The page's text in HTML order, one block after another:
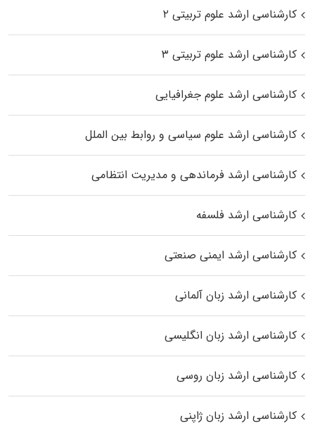
کارشناسی ارشد علوم تربیتی ۲
کارشناسی ارشد علوم تربیتی ۳
کارشناسی ارشد علوم جغرافیایی
کارشناسی ارشد علوم سیاسی و روابط بین الملل
کارشناسی ارشد فرماندهی و مدیریت انتظامی
کارشناسی ارشد فلسفه
کارشناسی ارشد ایمنی صنعتی
کارشناسی ارشد زبان آلمانی
کارشناسی ارشد زبان انگلیسی
کارشناسی ارشد زبان روسی
کارشناسی ارشد زبان ژاپنی